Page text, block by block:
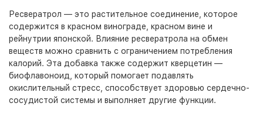
Ресвератрол — это растительное соединение, которое
содержится в красном винограде, красном вине и
рейнутрии японской. Влияние ресвератрола на обмен
веществ можно сравнить с ограничением потребления
калорий. Эта добавка также содержит кверцетин —
биофлавоноид, который помогает подавлять
окислительный стресс, способствует здоровью сердечно-
сосудистой системы и выполняет другие функции.